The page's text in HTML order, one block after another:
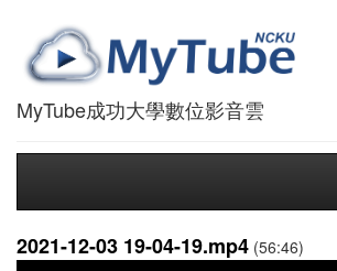
MyTube成功大學數位影音雲
2021-12-03 19-04-19.mp4 (56:46)